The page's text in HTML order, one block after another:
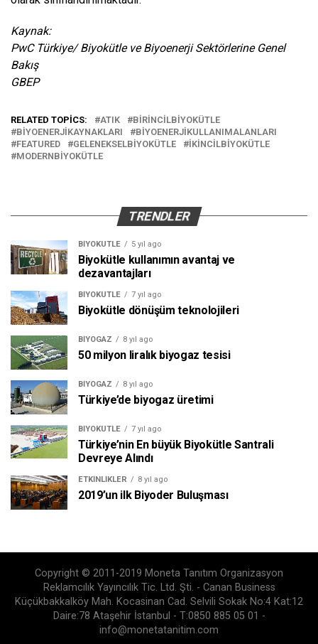
Kaynak:
PwC Türkiye/ Biyokütle ve Biyoenerji Sektörlerine Genel
Bakış
GBEP
RELATED TOPICS: ATIK
BIRINCILBIYOKÜTLE
BIYOENERJIKAYNAKLARI
BIYOENERJIKULLANIMALANLARI
FEATURED
GELENEKSELBIYOKÜTLE
IKINCILBIYOKÜTLE
MODERNBIYOKÜTLE
TRENDLER
BIYOKÜTLE 5 yıl ago
Biyokütle kullanımın avantaj ve
dezavantajları
BIYOKÜTLE 7 yıl ago
Biyokütle dönüşüm teknolojileri
BIYOGAZ 8 yıl ago
50 milyon liralık biyogaz tesisi
BIYOGAZ 8 yıl ago
Türkiye’de biyogaz üretimi
BIYOKÜTLE 7 yıl ago
Türkiye’nin En büyük Biyokütle Santrali
Devreye Alındı
ETKINLIKLER 8 yıl ago
2019’un ilk Biyoder Buluşması
Copyright © 2011-2019 Moneta Tanıtım Organizasyon
Reklamcılık Yayıncılık Tic. Ltd. Şti. - Canan Business
Küçükbakkalköy Mah. Kocasinan Cad. Selvili Sokak No:4 Kat:12
Daire:78 Ataşehir İstanbul - T:0850 885 05 01 -
info@monetatanitim.com